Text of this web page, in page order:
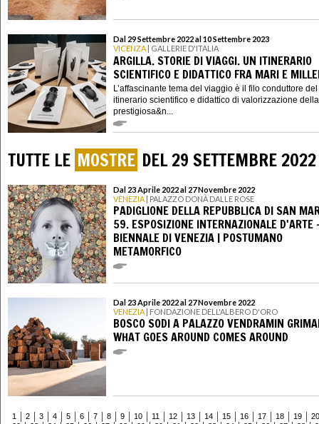
Dal 29 Settembre 2022 al 10 Settembre 2023
VICENZA | GALLERIE D'ITALIA
ARGILLA. STORIE DI VIAGGI. UN ITINERARIO
SCIENTIFICO E DIDATTICO FRA MARI E
L’affascinante tema del viaggio è il filo conduttore
itinerario scientifico e didattico di valorizzazione della
prestigiosa&n...
TUTTE LE MOSTRE DEL 29 SETTEMBRE 2022
Dal 23 Aprile 2022 al 27 Novembre 2022
VENEZIA | PALAZZO DONÀ DALLE ROSE
PADIGLIONE DELLA REPUBBLICA DI SAN
59. ESPOSIZIONE INTERNAZIONALE D'ARTE
BIENNALE DI VENEZIA | POSTUMANO
METAMORFICO
Dal 23 Aprile 2022 al 27 Novembre 2022
VENEZIA | FONDAZIONE DELL'ALBERO D'ORO
BOSCO SODI A PALAZZO VENDRAMIN
WHAT GOES AROUND COMES AROUND
1 2 3 4 5 6 7 8 9 10 11 12 13 14 15 16 17 18 19
20